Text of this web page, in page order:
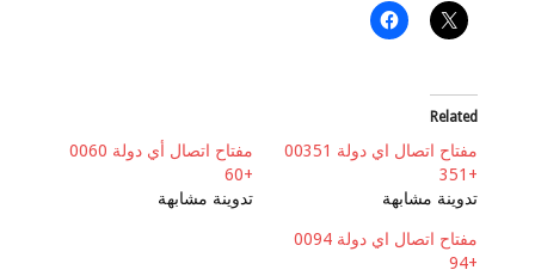
Related
مفتاح اتصال اي دولة 00351
+351
تدوينة مشابهة
مفتاح اتصال أي دولة 0060
+60
تدوينة مشابهة
مفتاح اتصال اي دولة 0094
+94